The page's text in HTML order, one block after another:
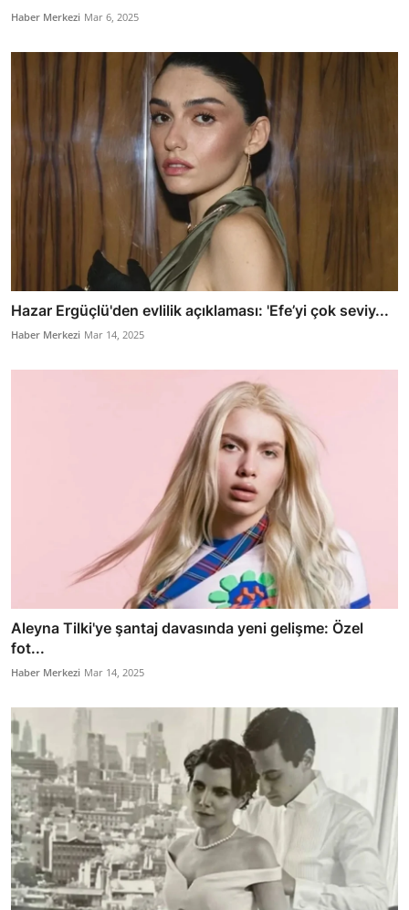
Haber Merkezi Mar 6, 2025
Hazar Ergüçlü'den evlilik açıklaması: 'Efe’yi çok seviy...
Haber Merkezi Mar 14, 2025
Aleyna Tilki'ye şantaj davasında yeni gelişme: Özel
fot...
Haber Merkezi Mar 14, 2025